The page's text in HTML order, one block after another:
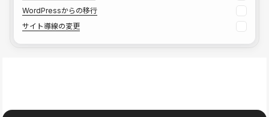
WordPressからの移行
サイト導線の変更